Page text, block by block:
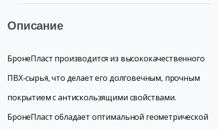
Описание
БронеПласт производится из высококачественного
ПВХ-сырья, что делает его долговечным, прочным
покрытием с антискользящими свойствами.
БронеПласт обладает оптимальной геометрической